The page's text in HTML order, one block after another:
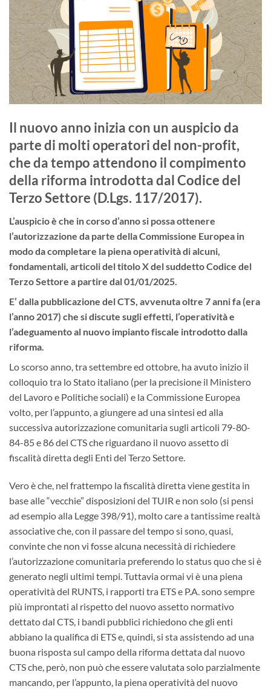
Il nuovo anno inizia con un auspicio da
parte di molti operatori del non-profit,
che da tempo attendono il compimento
della riforma introdotta dal Codice del
Terzo Settore (D.Lgs. 117/2017).
L’auspicio è che in corso d’anno si possa ottenere
l’autorizzazione da parte della Commissione Europea in
modo da completare la piena operatività di alcuni,
fondamentali, articoli del titolo X del suddetto Codice del
Terzo Settore a partire dal 01/01/2025.
E’ dalla pubblicazione del CTS, avvenuta oltre 7 anni fa (era
l’anno 2017) che si discute sugli effetti, l’operatività e
l’adeguamento al nuovo impianto fiscale introdotto dalla
riforma.
Lo scorso anno, tra settembre ed ottobre, ha avuto inizio il
colloquio tra lo Stato italiano (per la precisione il Ministero
del Lavoro e Politiche sociali) e la Commissione Europea
volto, per l’appunto, a giungere ad una sintesi ed alla
successiva autorizzazione comunitaria sugli articoli 79-80-
84-85 e 86 del CTS che riguardano il nuovo assetto di
fiscalità diretta degli Enti del Terzo Settore.
Vero è che, nel frattempo la fiscalità diretta viene gestita in
base alle “vecchie” disposizioni del TUIR e non solo (si pensi
ad esempio alla Legge 398/91), molto care a tantissime realtà
associative che, con il passare del tempo si sono, quasi,
convinte che non vi fosse alcuna necessità di richiedere
l’autorizzazione comunitaria preferendo lo status quo che si è
generato negli ultimi tempi. Tuttavia ormai vi è una piena
operatività del RUNTS, i rapporti tra ETS e P.A. sono sempre
più improntati al rispetto del nuovo assetto normativo
dettato dal CTS, i bandi pubblici richiedono che gli enti
abbiano la qualifica di ETS e, quindi, si sta assistendo ad una
buona risposta sul campo della riforma dettata dal nuovo
CTS che, però, non può che essere valutata solo parzialmente
mancando, per l’appunto, la piena operatività del nuovo